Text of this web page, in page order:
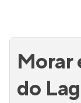
Morar
do